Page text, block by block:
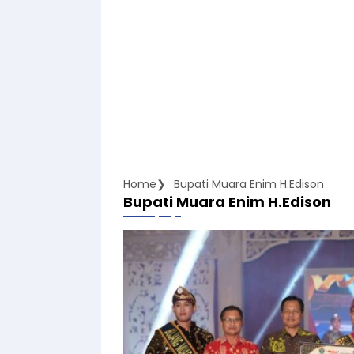
Home Bupati Muara Enim H.Edison
Bupati Muara Enim H.Edison